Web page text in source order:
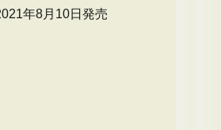
年8月10日発売